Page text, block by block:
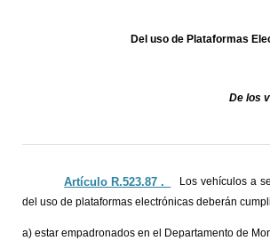
Del uso de Plataformas
De los
Artículo R.523.87 ._
Los vehículos a
del uso de plataformas electrónicas deberán
a) estar empadronados en el Departamento de